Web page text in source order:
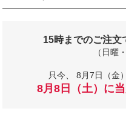
15時までのご注文
（日曜
只今、 8月7日（金
8月8日（土）に